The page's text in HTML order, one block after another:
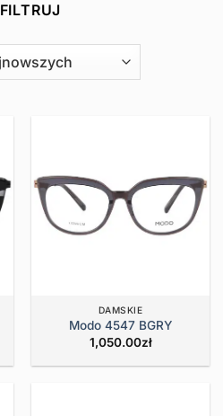
FILTRUJ
DAMSKIE
Modo 4547 BGRY
1,050.00zł